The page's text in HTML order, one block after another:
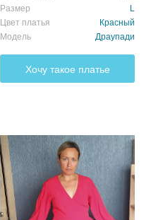
Размер
L
Цвет платья
Красный
Модель
Драупади
Хочу такое платье